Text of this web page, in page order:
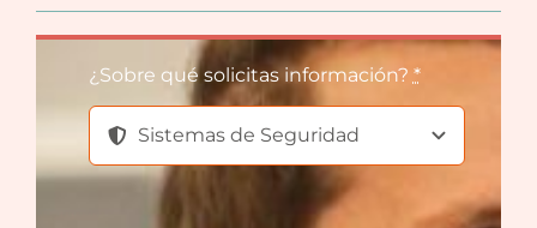
¿Sobre qué solicitas información? *